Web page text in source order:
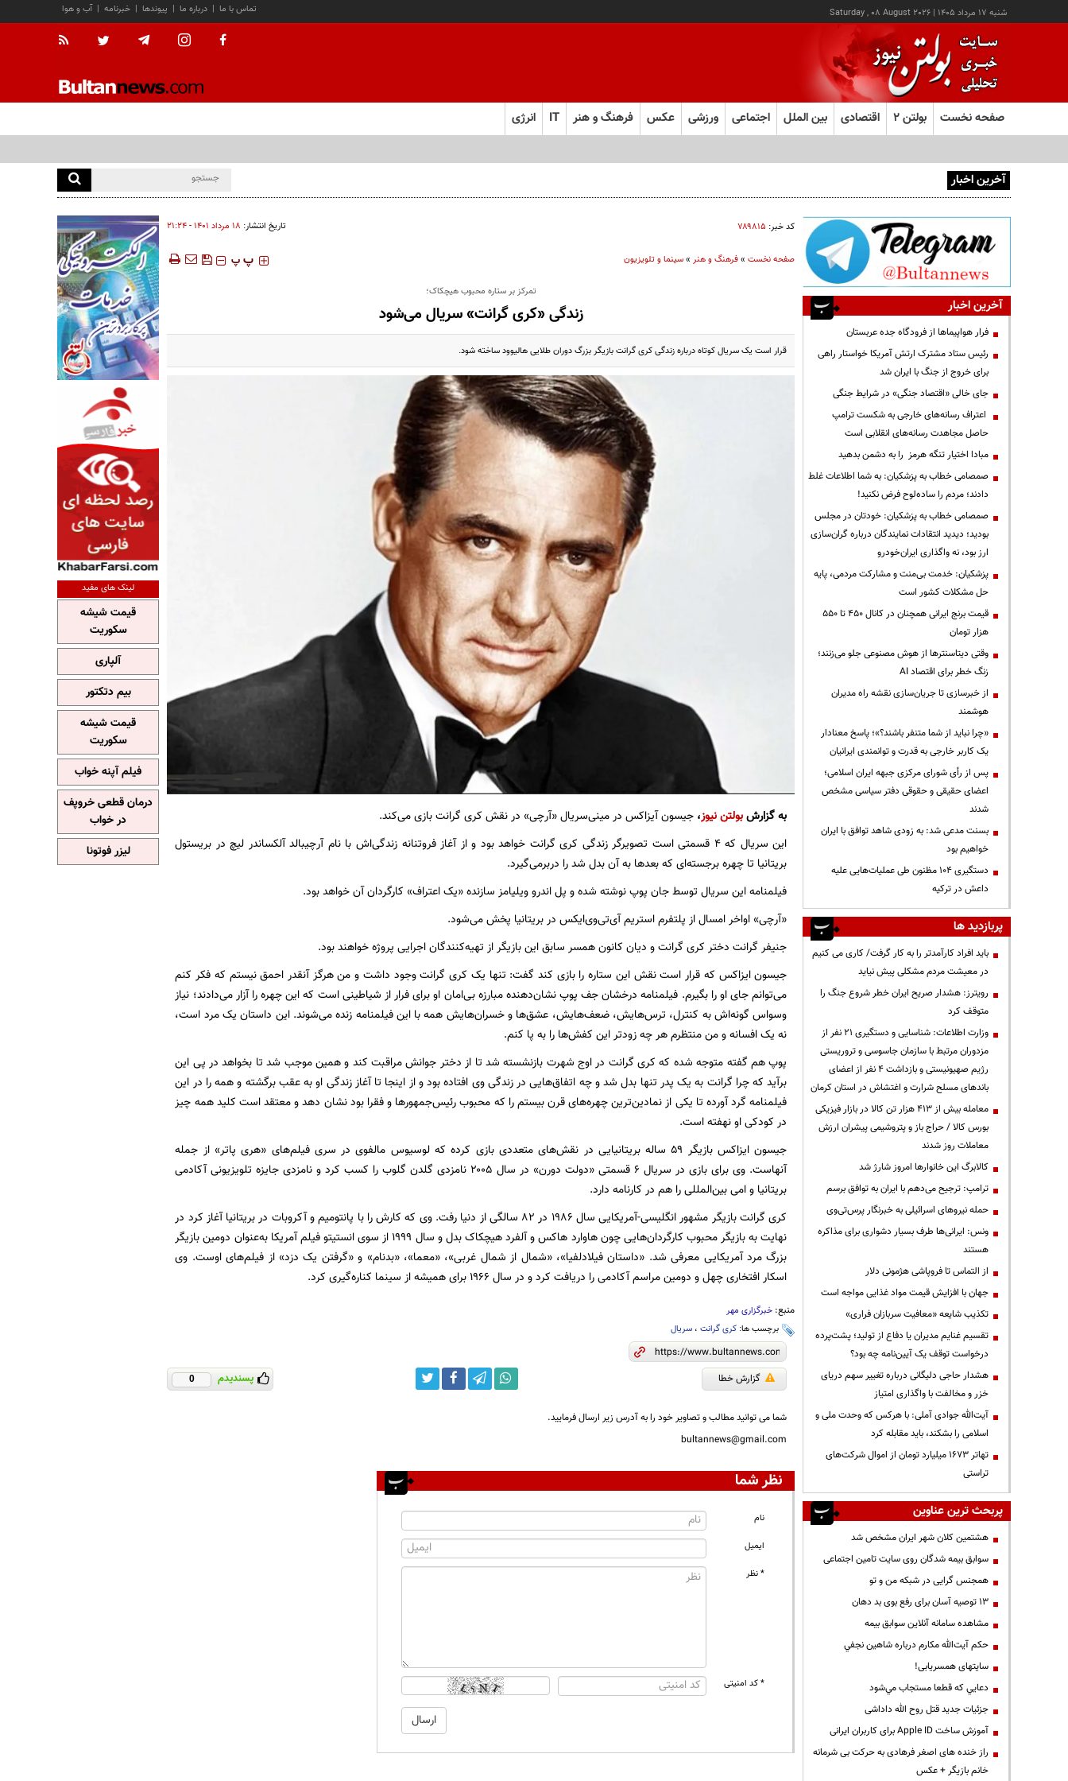
شنبه ۱۷ مرداد ۱۴۰۵ |
Saturday , 08 August 2026 آب و هوا | خبرنامه | پیوندها | درباره ما | تماس با ما
صفحه نخست بولتن ۲ اقتصادی بین الملل اجتماعی ورزشی عکس فرهنگ و هنر IT انرژی
آخرین اخبار
کد خبر: ۷۸۹۸۱۵ تاریخ انتشار: ۱۸ مرداد ۱۴۰۱ - ۲۱:۲۴
صفحه نخست»فرهنگ و هنر»سینما و تلویزیون ‍‍‍ پ پ
تمرکز بر ستاره محبوب هیچکاک؛
زندگی «کری گرانت» سریال می‌شود
قرار است یک سریال کوتاه درباره زندگی کری گرانت بازیگر بزرگ دوران طلایی هالیوود ساخته شود.
به گزارشبولتن نیوز، جیسون آیزاکس در مینی‌سریال «آرچی» در نقش کری گرانت بازی می‌کند.
این سریال که ۴ قسمتی است تصویرگر زندگی کری گرانت خواهد بود و از آغاز فروتنانه زندگی‌اش با نام آرچیبالد آلکساندر لیچ در بریستول
بریتانیا تا چهره برجسته‌ای که بعدها به آن بدل شد را دربرمی‌گیرد.
فیلمنامه این سریال توسط جان پوپ نوشته شده و پل اندرو ویلیامز سازنده «یک اعتراف» کارگردان آن خواهد بود.
«آرچی» اواخر امسال از پلتفرم استریم آی‌تی‌وی‌ایکس در بریتانیا پخش می‌شود.
جنیفر گرانت دختر کری گرانت و دیان کانون همسر سابق این بازیگر از تهیه‌کنندگان اجرایی پروژه خواهند بود.
جیسون ایزاکس که قرار است نقش این ستاره را بازی کند گفت: تنها یک کری گرانت وجود داشت و من هرگز آنقدر احمق نیستم که فکر کنم
می‌توانم جای او را بگیرم. فیلمنامه درخشان جف پوپ نشان‌دهنده مبارزه بی‌امان او برای فرار از شیاطینی است که این چهره را آزار می‌دادند؛ نیاز
وسواس گونه‌اش به کنترل، ترس‌هایش، ضعف‌هایش، عشق‌ها و خسران‌هایش همه با این فیلمنامه زنده می‌شوند. این داستان یک مرد است،
نه یک افسانه و من منتظرم هر چه زودتر این کفش‌ها را به پا کنم.
پوپ هم گفته متوجه شده که کری گرانت در اوج شهرت بازنشسته شد تا از دختر جوانش مراقبت کند و همین موجب شد تا بخواهد در پی این
برآید که چرا گرانت به یک پدر تنها بدل شد و چه اتفاق‌هایی در زندگی وی افتاده بود و از اینجا تا آغاز زندگی او به عقب برگشته و همه را در این
فیلمنامه گرد آورده تا یکی از نمادین‌ترین چهره‌های قرن بیستم را که محبوب رئیس‌جمهورها و فقرا بود نشان دهد و معتقد است کلید همه چیز
در کودکی او نهفته است.
جیسون ایزاکس بازیگر ۵۹ ساله بریتانیایی در نقش‌های متعددی بازی کرده که لوسیوس مالفوی در سری فیلم‌های «هری پاتر» از جمله
آنهاست. وی برای بازی در سریال ۶ قسمتی «دولت دورن» در سال ۲۰۰۵ نامزدی گلدن گلوب را کسب کرد و نامزدی جایزه تلویزیونی آکادمی
بریتانیا و امی بین‌المللی را هم در کارنامه دارد.
کری گرانت بازیگر مشهور انگلیسی-آمریکایی سال ۱۹۸۶ در ۸۲ سالگی از دنیا رفت. وی که کارش را با پانتومیم و آکروبات در بریتانیا آغاز کرد در
نهایت به بازیگر محبوب کارگردان‌هایی چون هاوارد هاکس و آلفرد هیچکاک بدل و سال ۱۹۹۹ از سوی انستیتو فیلم آمریکا به‌عنوان دومین بازیگر
بزرگ مرد آمریکایی معرفی شد. «داستان فیلادلفیا»، «شمال از شمال غربی»، «معما»، «بدنام» و «گرفتن یک دزد» از فیلم‌های اوست. وی
اسکار افتخاری چهل و دومین مراسم آکادمی را دریافت کرد و در سال ۱۹۶۶ برای همیشه از سینما کناره‌گیری کرد.
منبع: خبرگزاری مهر
برچسب ها: کری گرانت، سریال
گزارش خطا پسندیدم 0
شما می توانید مطالب و تصاویر خود را به آدرس زیر ارسال فرمایید.
bultannews@gmail.com
نظر شما
نام
ایمیل
* نظر
* کد امنیتی
آخرین اخبار
فرار هواپیماها از فرودگاه جده عربستان
رئیس ستاد مشترک ارتش آمریکا خواستار راهی
برای خروج از جنگ با ایران شد
جای خالی «اقتصاد جنگی» در شرایط جنگی
اعتراف رسانه‌های خارجی به شکست ترامپ
حاصل مجاهدت رسانه‌های انقلابی است
مبادا اختیار تنگه هرمز را به دشمن بدهید
صمصامی خطاب به پزشکیان: به شما اطلاعات غلط
دادند؛ مردم را ساده‌لوح فرض نکنید!
صمصامی خطاب به پزشکیان: خودتان در مجلس
بودید؛ دیدید انتقادات نمایندگان درباره گران‌سازی
ارز بود، نه واگذاری ایران‌خودرو
پزشکیان: خدمت بی‌منت و مشارکت مردمی، پایه
حل مشکلات کشور است
قیمت‌ برنج ایرانی همچنان در کانال ۴۵۰ تا ۵۵۰
هزار تومان
وقتی دیتاسنترها از هوش مصنوعی جلو می‌زنند؛
زنگ خطر برای اقتصاد AI
از خبرسازی تا جریان‌سازی نقشه راه مدیران
هوشمند
«چرا نباید از شما متنفر باشند؟»؛ پاسخ معنادار
یک کاربر خارجی به قدرت و توانمندی ایرانیان
پس از رأی شورای مرکزی جبهه ایران اسلامی؛
اعضای حقیقی و حقوقی دفتر سیاسی مشخص
شدند
بسنت مدعی شد: به زودی شاهد توافق با ایران
خواهیم بود
دستگیری ۱۰۴ مظنون طی عملیات‌هایی علیه
داعش در ترکیه
پربازدید ها
باید افراد کارآمدتر را به کار گرفت/ کاری می کنیم
در معیشت مردم مشکلی پیش نیاید
رویترز: هشدار صریح ایران خطر شروع جنگ را
متوقف کرد
وزارت اطلاعات: شناسایی و دستگیری ۲۱ نفر از
مزدوران مرتبط با سازمان جاسوسی و تروریستی
رژیم صهیونیستی و بازداشت ۴ نفر از اعضای
باندهای مسلح شرارت و اغتشاش در استان کرمان
معامله بیش از ۴۱۳ هزار تن کالا در بازار فیزیکی
بورس کالا / حراج باز و پتروشیمی پیشران ارزش
معاملات روز شدند
کالابرگ این خانوارها امروز شارژ شد
ترامپ: ترجیح می‌دهم با ایران به توافق برسم
حمله نیروهای اسرائیلی به خبرنگار پرس‌تی‌وی
ونس: ایرانی‌ها طرف بسیار دشواری برای مذاکره
هستند
از التماس تا فروپاشی هژمونی دلار
جهان با افزایش قیمت مواد غذایی مواجه است
تکذیب شایعه «معافیت سربازان فراری»
تقسیم غنایم مدیران یا دفاع از تولید؛ پشت‌پرده
درخواست توقف یک آیین‌نامه چه بود؟
هشدار حاجی دلیگانی درباره تغییر سهم دریای
خزر و مخالفت با واگذاری امتیاز
آیت‌الله جوادی آملی: با هرکس که وحدت ملی و
اسلامی را بشکند، باید مقابله کرد
تهاتر ۱۶۷۳ میلیارد تومان از اموال شرکت‌های
تراستی
پربحث ترین عناوین
هشتمین کلان شهر ایران مشخص شد
سوابق بیمه شدگان روی سایت تامین اجتماعی
همجنس گرایی در شبکه من و تو
13 توصیه آسان برای رفع بوی بد دهان
مشاهده سامانه آنلاين سوابق بیمه
حكم آيت‌الله مكارم درباره شاهين نجفي
سایتهای همسریابی!
دعايي كه قطعا مستجاب مي‌شود
جزئیات جدید قتل روح الله داداشی
آموزش ساخت Apple ID برای کاربران ایرانی
راز خنده های اصغر فرهادی به حرکت بی شرمانه
خانم بازیگر + عکس
لینک های مفید
قیمت شیشه
سکوریت
آلپاری
بیم دتکتور
قیمت شیشه
سکوریت
فیلم آپنه خواب
درمان قطعی خروپف
در خواب
لیزر فوتونا